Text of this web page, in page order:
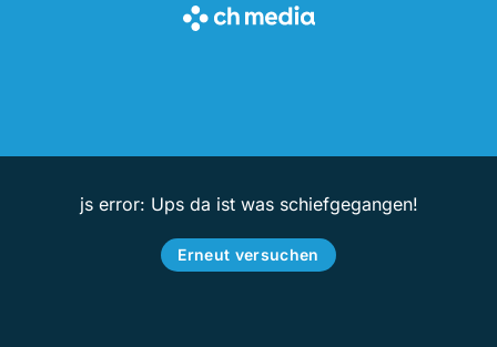
js error: Ups da ist was schiefgegangen!
Erneut versuchen